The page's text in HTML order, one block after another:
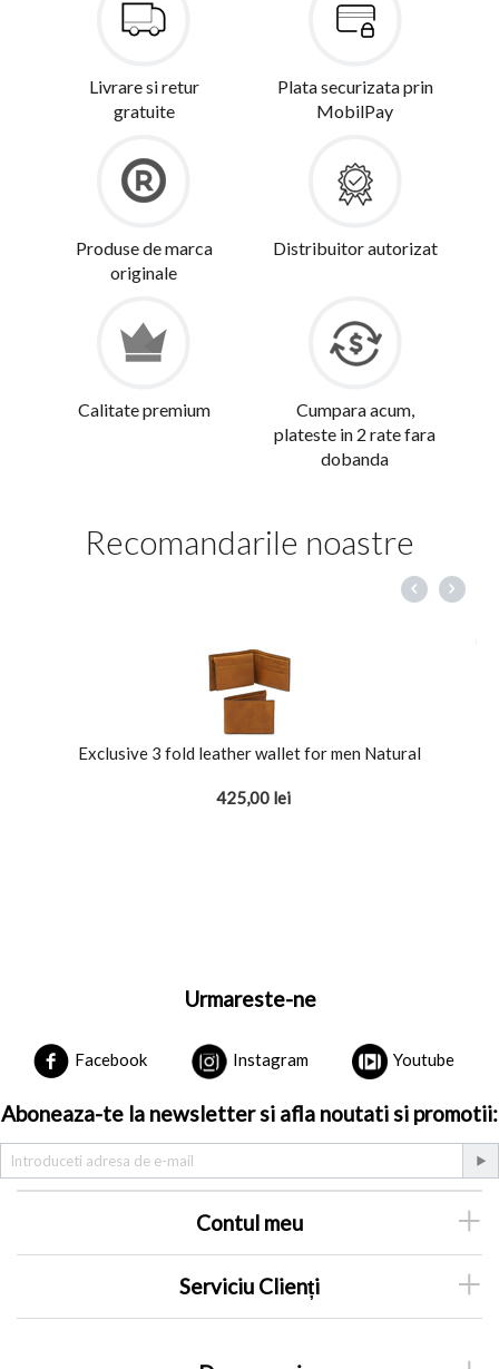
Livrare si retur
gratuite
Plata securizata prin
MobilPay
Produse de marca
originale
Distribuitor autorizat
Calitate premium
Cumpara acum,
plateste in 2 rate fara
dobanda
Recomandarile noastre
Exclusive 3 fold leather wallet for men Natural
425,00 lei
Urmareste-ne
Facebook Instagram Youtube
Aboneaza-te la newsletter si afla noutati si promotii:
Contul meu
Serviciu Clienți